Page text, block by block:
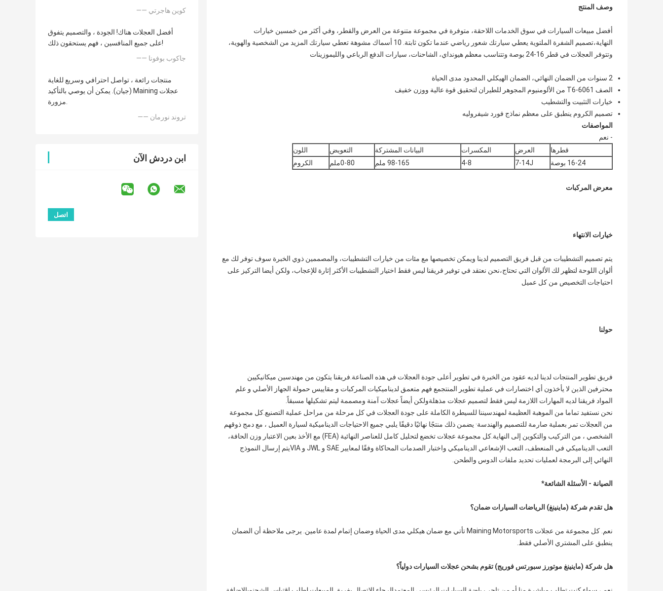
—— كوين هاجرتي
أفضل العجلات هناك! الجودة ، والتصميم يتفوق
على جميع المنافسين ، فهم يستحقون ذلك!
—— جاكوب بوفونا
منتجات رائعة ، تواصل احترافي وسريع للغاية
(جيان). يمكن أن يوصي بالتأكيد Maining عجلات
مزورة.
—— تروند نورمان
ابن دردش الآن
وصف المنتج
أفضل مبيعات السيارات في سوق الخدمات اللاحقة، متوفرة في مجموعة متنوعة من العرض والقطر، وفي أكثر من خمسين خيارات
النهاية،تصميم الشفرة الملتوية يعطي سيارتك شعور رياضي عندما تكون ثابتة. 10 أسماك مشوهة تعطي سيارتك المزيد من الشخصية والهوية،
وتتوفر العجلات في قطر 16-24 بوصة وتتناسب معظم هيونداي، الشاحنات، سيارات الدفع الرباعي والليموزينات
2 سنوات من الضمان النهائي، الضمان الهيكلي المحدود مدى الحياة
الصف 6061-T6 من الألومنيوم المجوهر للطيران لتحقيق قوة عالية ووزن خفيف
خيارات التثبيت والتشطيب
تصميم الكروم ينطبق على معظم نماذج فورد شيفروليه
المواصفات
- نعم
قطرها
العرض المكسرات البيانات المشتركة التعويض
اللون
16-24 بوصة
7-14J
4-8 98-165 ملم 0-80ملم الكروم
معرض المركبات
خيارات الانتهاء
يتم تصميم التشطيبات من قبل فريق التصميم لدينا ويمكن تخصيصها مع مئات من خيارات التشطيبات، والمصممين ذوي الخبرة سوف توفر لك مع
ألوان اللوحة لتظهر لك الألوان التي تحتاج،نحن نعتقد في توفير فريقنا ليس فقط اختيار التشطيبات الأكثر إثارة للإعجاب، ولكن أيضا التركيز على
احتياجات التخصيص من كل عميل